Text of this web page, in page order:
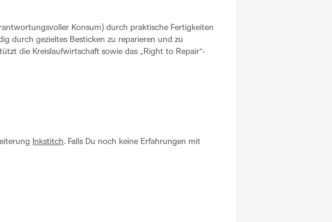
Konsum) durch praktische Fertigkeiten
durch gezieltes Besticken zu reparieren und zu
die Kreislaufwirtschaft sowie das „Right to Repair“-
Inkstitch. Falls Du noch keine Erfahrungen mit